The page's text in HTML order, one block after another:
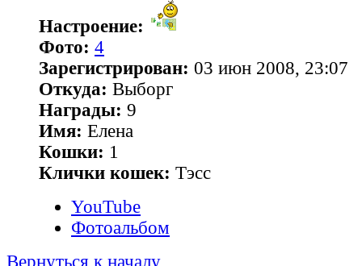
Настроение:
Фото: 4
Зарегистрирован: 03 июн 2008, 23:07
Откуда: Выборг
Награды: 9
Имя: Елена
Кошки: 1
Клички кошек: Тэсс
YouTube
Фотоальбом
Вернуться к началу